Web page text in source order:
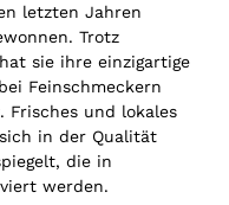
letzten Jahren
Trotz
sie ihre einzigartige
Feinschmeckern
und lokales
in der Qualität
die in
werden.